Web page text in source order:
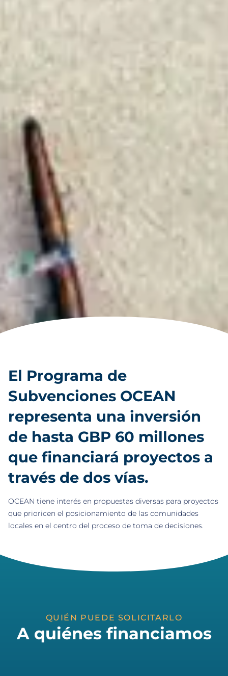
El Programa de
Subvenciones OCEAN
representa una inversión
de hasta GBP 60 millones
que financiará proyectos a
través de dos vías.
OCEAN tiene interés en propuestas diversas para proyectos
que prioricen el posicionamiento de las comunidades
locales en el centro del proceso de toma de decisiones.
QUIÉN PUEDE SOLICITARLO
A quiénes financiamos